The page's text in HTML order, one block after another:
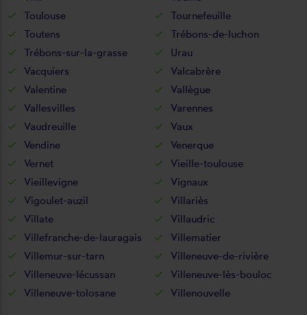
Toulouse
Tournefeuille
Toutens
Trébons-de-luchon
Trébons-sur-la-grasse
Urau
Vacquiers
Valcabrère
Valentine
Vallègue
Vallesvilles
Varennes
Vaudreuille
Vaux
Vendine
Venerque
Vernet
Vieille-toulouse
Vieillevigne
Vignaux
Vigoulet-auzil
Villariès
Villate
Villaudric
Villefranche-de-lauragais
Villematier
Villemur-sur-tarn
Villeneuve-de-rivière
Villeneuve-lécussan
Villeneuve-lès-bouloc
Villeneuve-tolosane
Villenouvelle